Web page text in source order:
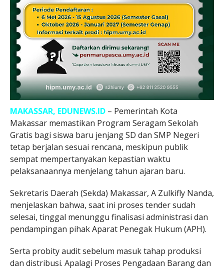
MAKASSAR, EDUNEWS.ID– Pemerintah Kota
Makassar memastikan Program Seragam Sekolah
Gratis bagi siswa baru jenjang SD dan SMP Negeri
tetap berjalan sesuai rencana, meskipun publik
sempat mempertanyakan kepastian waktu
pelaksanaannya menjelang tahun ajaran baru.
Sekretaris Daerah (Sekda) Makassar, A Zulkifly Nanda,
menjelaskan bahwa, saat ini proses tender sudah
selesai, tinggal menunggu finalisasi administrasi dan
pendampingan pihak Aparat Penegak Hukum (APH).
Serta probity audit sebelum masuk tahap produksi
dan distribusi. Apalagi Proses Pengadaan Barang dan